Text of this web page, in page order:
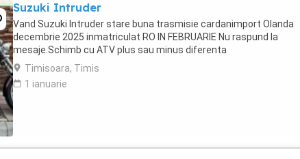
Suzuki Intruder
Vand Suzuki Intruder stare buna trasmisie cardanimport Olanda
decembrie 2025 inmatriculat RO IN FEBRUARIE Nu raspund la
mesaje.Schimb cu ATV plus sau minus diferenta
Timisoara, Timis
1 ianuarie